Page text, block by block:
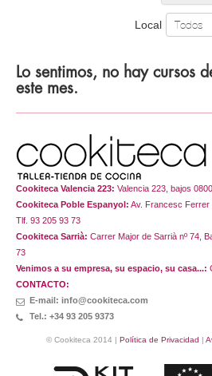
Local
Lo sentimos, no hay cursos
este mes.
Cookiteca Valencia 223: Valencia 223, bajos
Cookiteca Poble Espanyol: Av. Francesc Ferrer
Tlf. 93 205 93 73
Cookiteca Sarrià: Carrer Major de Sarrià nº 74,
73
Venimos a su empresa, su espacio, su casa...:
CONTACTO:
E-mail: info@cookiteca.com
Tel.: +34 93 205 9373
© Cookiteca 2014 | Política de Privacidad |